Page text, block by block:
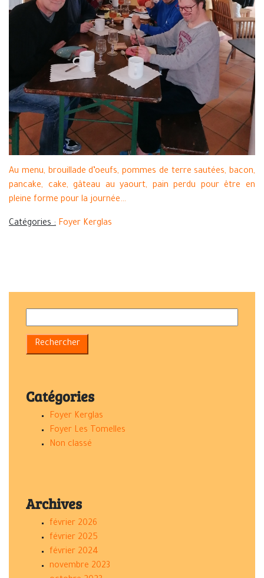
Au menu, brouillade d’oeufs, pommes de terre sautées, bacon,
pancake, cake, gâteau au yaourt, pain perdu pour être en
pleine forme pour la journée…
Catégories : Foyer Kerglas
Catégories
Foyer Kerglas
Foyer Les Tomelles
Non classé
Archives
février 2026
février 2025
février 2024
novembre 2023